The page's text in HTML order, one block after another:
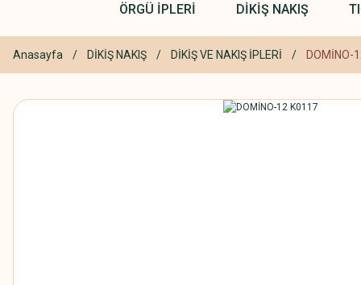
ÖRGÜ İPLERİ DİKİŞ NAKIŞ
Anasayfa DİKİŞ NAKIŞ DİKİŞ VE NAKIŞ İPLERİ DOMİNO-